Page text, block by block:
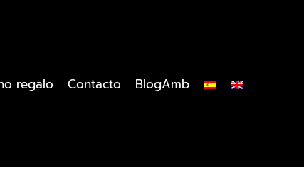
regalo Contacto BlogAmb